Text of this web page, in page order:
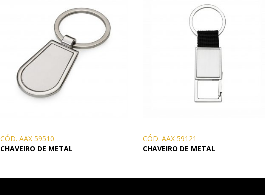
CÓD. AAX 59510
CHAVEIRO DE METAL
CÓD. AAX 59121
CHAVEIRO DE METAL